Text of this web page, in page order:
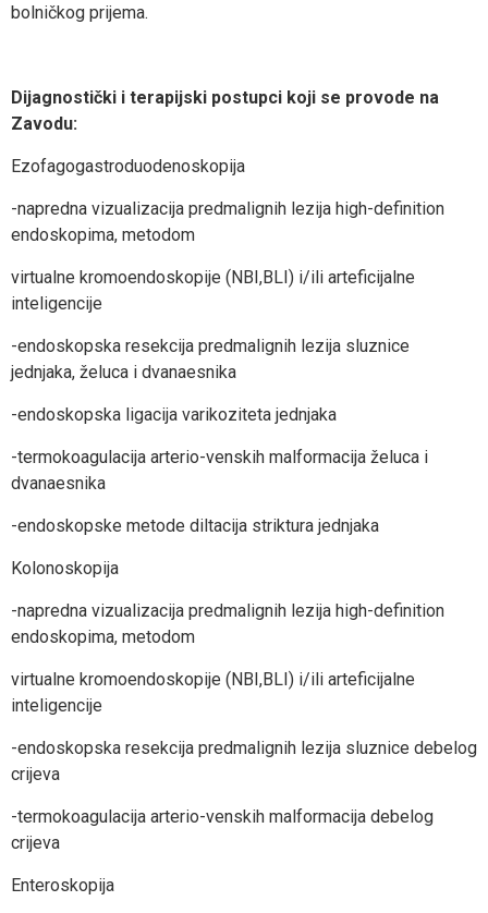
bolničkog prijema.
Dijagnostički i terapijski postupci koji se provode na
Zavodu:
Ezofagogastroduodenoskopija
-napredna vizualizacija predmalignih lezija high-definition
endoskopima, metodom
virtualne kromoendoskopije (NBI,BLI) i/ili arteficijalne
inteligencije
-endoskopska resekcija predmalignih lezija sluznice
jednjaka, želuca i dvanaesnika
-endoskopska ligacija varikoziteta jednjaka
-termokoagulacija arterio-venskih malformacija želuca i
dvanaesnika
-endoskopske metode diltacija striktura jednjaka
Kolonoskopija
-napredna vizualizacija predmalignih lezija high-definition
endoskopima, metodom
virtualne kromoendoskopije (NBI,BLI) i/ili arteficijalne
inteligencije
-endoskopska resekcija predmalignih lezija sluznice debelog
crijeva
-termokoagulacija arterio-venskih malformacija debelog
crijeva
Enteroskopija